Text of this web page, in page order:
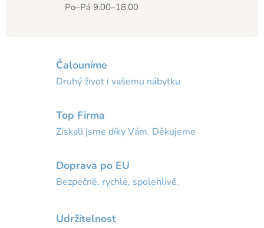
Po–Pá 9.00–18.00
Čalouníme
Druhý život i vašemu nábytku
Top Firma
Získali jsme díky Vám. Děkujeme
Doprava po EU
Bezpečně, rychle, spolehlivě.
Udržitelnost